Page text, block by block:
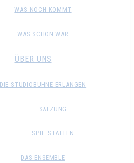
WAS NOCH KOMMT
WAS SCHON WAR
ÜBER UNS
DIE STUDIOBÜHNE ERLANGEN
SATZUNG
SPIELSTÄTTEN
DAS ENSEMBLE